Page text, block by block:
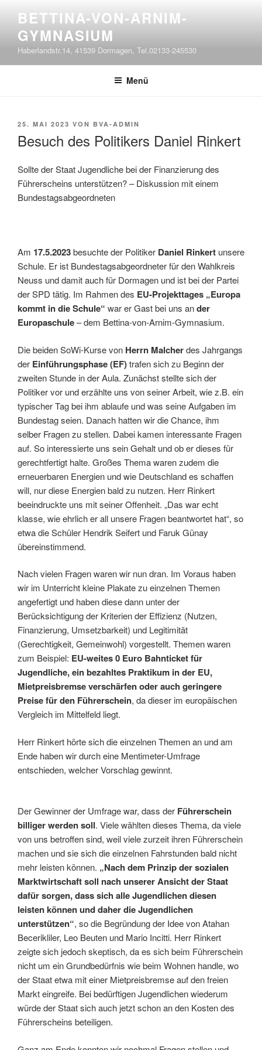
springen
BETTINA-VON-ARNIM-
GYMNASIUM
Haberlandstr.14, 41539 Dormagen, Tel.02133-245530
Menü
VERÖFFENTLICHT
25. MAI 2023 VON BVA-ADMIN
Besuch des Politikers Daniel Rinkert
Sollte der Staat Jugendliche bei der Finanzierung des
Führerscheins unterstützen? – Diskussion mit einem
Bundestagsabgeordneten
Am 17.5.2023besuchte der Politiker Daniel Rinkert unsere
Schule. Er ist Bundestagsabgeordneter für den Wahlkreis
Neuss und damit auch für Dormagen und ist bei der Partei
der SPD tätig. Im Rahmen des EU-Projekttages „Europa
kommt in die Schule“ war er Gast bei uns ander
Europaschule– dem Bettina-von-Arnim-Gymnasium.
Die beiden SoWi-Kurse von Herrn Malcherdes Jahrgangs
der Einführungsphase (EF)trafen sich zu Beginn der
zweiten Stunde in der Aula. Zunächst stellte sich der
Politiker vor und erzählte uns von seiner Arbeit, wie z.B. ein
typischer Tag bei ihm ablaufe und was seine Aufgaben im
Bundestag seien. Danach hatten wir die Chance, ihm
selber Fragen zu stellen. Dabei kamen interessante Fragen
auf. So interessierte uns sein Gehalt und ob er dieses für
gerechtfertigt halte. Großes Thema waren zudem die
erneuerbaren Energien und wie Deutschland es schaffen
will, nur diese Energien bald zu nutzen. Herr Rinkert
beeindruckte uns mit seiner Offenheit. „Das war echt
klasse, wie ehrlich er all unsere Fragen beantwortet hat“, so
etwa die Schüler Hendrik Seifert und Faruk Günay
übereinstimmend.
Nach vielen Fragen waren wir nun dran. Im Voraus haben
wir im Unterricht kleine Plakate zu einzelnen Themen
angefertigt und haben diese dann unter der
Berücksichtigung der Kriterien der Effizienz (Nutzen,
Finanzierung, Umsetzbarkeit) und Legitimität
(Gerechtigkeit, Gemeinwohl) vorgestellt. Themen waren
zum Beispiel: EU-weites 0 Euro Bahnticket für
Jugendliche, ein bezahltes Praktikum in der EU,
Mietpreisbremse verschärfen oder auch geringere
Preise für den Führerschein, da dieser im europäischen
Vergleich im Mittelfeld liegt.
Herr Rinkert hörte sich die einzelnen Themen an und am
Ende haben wir durch eine Mentimeter-Umfrage
entschieden, welcher Vorschlag gewinnt.
Der Gewinner der Umfrage war, dass der Führerschein
billiger werden soll. Viele wählten dieses Thema, da viele
von uns betroffen sind, weil viele zurzeit ihren Führerschein
machen und sie sich die einzelnen Fahrstunden bald nicht
mehr leisten können. „Nach dem Prinzip der sozialen
Marktwirtschaft soll nach unserer Ansicht der Staat
dafür sorgen, dass sich alle Jugendlichen diesen
leisten können und daher die Jugendlichen
unterstützen“, so die Begründung der Idee von Atahan
Becerikliler, Leo Beuten und Mario Incitti. Herr Rinkert
zeigte sich jedoch skeptisch, da es sich beim Führerschein
nicht um ein Grundbedürfnis wie beim Wohnen handle, wo
der Staat etwa mit einer Mietpreisbremse auf den freien
Markt eingreife. Bei bedürftigen Jugendlichen wiederum
würde der Staat sich auch jetzt schon an den Kosten des
Führerscheins beteiligen.